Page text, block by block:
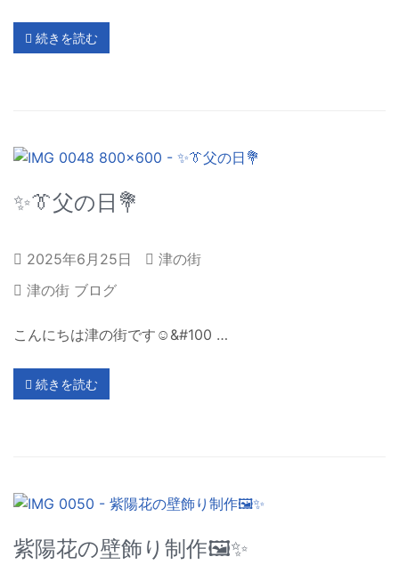
続きを読む
✨👔父の日💐
2025年6月25日
津の街
津の街 ブログ
こんにちは津の街です☺️&#100 …
続きを読む
紫陽花の壁飾り制作🖼️✨